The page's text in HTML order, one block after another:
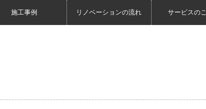
施工事例 リノベーションの流れ サービスの